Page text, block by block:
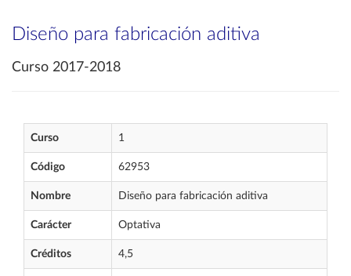
Diseño para fabricación aditiva
Curso 2017-2018
Curso 1
Código 62953
Nombre Diseño para fabricación aditiva
Carácter Optativa
Créditos 4,5